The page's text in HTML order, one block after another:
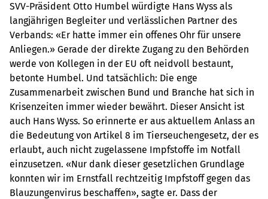
SVV-Präsident Otto Humbel würdigte Hans Wyss als
langjährigen Begleiter und verlässlichen Partner des
Verbands: «Er hatte immer ein offenes Ohr für unsere
Anliegen.» Gerade der direkte Zugang zu den Behörden
werde von Kollegen in der EU oft neidvoll bestaunt,
betonte Humbel. Und tatsächlich: Die enge
Zusammenarbeit zwischen Bund und Branche hat sich in
Krisenzeiten immer wieder bewährt. Dieser Ansicht ist
auch Hans Wyss. So erinnerte er aus aktuellem Anlass an
die Bedeutung von Artikel 8 im Tierseuchengesetz, der es
erlaubt, auch nicht zugelassene Impfstoffe im Notfall
einzusetzen. «Nur dank dieser gesetzlichen Grundlage
konnten wir im Ernstfall rechtzeitig Impfstoff gegen das
Blauzungenvirus beschaffen», sagte er. Dass der